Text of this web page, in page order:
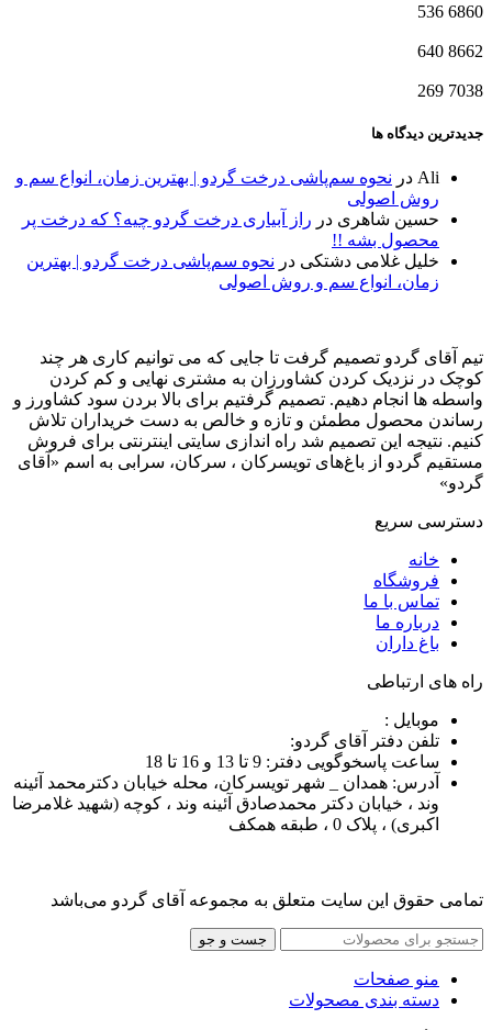
6860
536
8662
640
7038
269
جدیدترین دیدگاه ها
Ali در نحوه سم‌پاشی درخت گردو | بهترین زمان، انواع سم و
روش اصولی
حسین شاهری در راز آبیاری درخت گردو چیه؟ که درخت پر
محصول بشه !!
خلیل غلامی دشتکی در نحوه سم‌پاشی درخت گردو | بهترین
زمان، انواع سم و روش اصولی
تیم آقای گردو تصمیم گرفت تا جایی که می توانیم کاری هر چند
کوچک در نزدیک کردن کشاورزان به مشتری نهایی و کم کردن
واسطه ها انجام دهیم. تصمیم گرفتیم برای بالا بردن سود کشاورز و
رساندن محصول مطمئن و تازه و خالص به دست خریداران تلاش
کنیم. نتیجه این تصمیم شد راه اندازی سایتی اینترنتی برای فروش
مستقیم گردو از باغ‌های تویسرکان ، سرکان، سرابی به اسم «آقای
گردو»
دسترسی سریع
خانه
فروشگاه
تماس با ما
درباره ما
باغ داران
راه های ارتباطی
موبایل :
تلفن دفتر آقای گردو:
ساعت پاسخوگویی دفتر: 9 تا 13 و 16 تا 18
آدرس: همدان _ شهر تویسرکان، محله خیابان دکترمحمد آئینه
وند ، خیابان دکتر محمدصادق آئینه وند ، کوچه (شهید غلامرضا
اکبری) ، پلاک 0 ، طبقه همکف
تمامی حقوق این سایت متعلق به مجموعه آقای گردو می‌باشد
جست و جو
منو صفحات
دسته بندی مصحولات